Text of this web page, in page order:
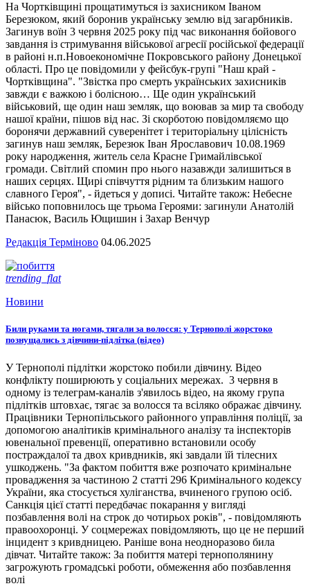
На Чортківщині прощатимуться із захисником Іваном
Березюком, який боронив українську землю від загарбників.
Загинув воїн 3 червня 2025 року під час виконання бойового
завдання із стримування військової агресії російської федерації
в районі н.п.Новоекономічне Покровського району Донецької
області. Про це повідомили у фейсбук-групі "Наш край -
Чортківщина". "Звістка про смерть українських захисників
завжди є важкою і болісною… Ще один український
військовий, ще один наш земляк, що воював за мир та свободу
нашої країни, пішов від нас. Зі скорботою повідомляємо що
боронячи державний суверенітет і територіальну цілісність
загинув наш земляк, Березюк Іван Ярославович 10.08.1969
року народження, житель села Красне Гримайлівської
громади. Світлий спомин про нього назавжди залишиться в
наших серцях. Щирі співчуття рідним та близьким нашого
славного Героя", - йдеться у дописі. Читайте також: Небесне
військо поповнилось ще трьома Героями: загинули Анатолій
Панасюк, Василь Ющишин і Захар Венчур
Редакція Терміново 04.06.2025
trending_flat
Новини
Били руками та ногами, тягали за волосся: у Тернополі жорстоко
познущались з дівчини-підлітка (відео)
У Тернополі підлітки жорстоко побили дівчину. Відео
конфлікту поширюють у соціальних мережах. 3 червня в
одному із телеграм-каналів з'явилось відео, на якому група
підлітків штовхає, тягає за волосся та всіляко ображає дівчину.
Працівники Тернопільського районного управління поліції, за
допомогою аналітиків кримінального аналізу та інспекторів
ювенальної превенції, оперативно встановили особу
постраждалої та двох кривдників, які завдали їй тілесних
ушкоджень. "За фактом побиття вже розпочато кримінальне
провадження за частиною 2 статті 296 Кримінального кодексу
України, яка стосується хуліганства, вчиненого групою осіб.
Санкція цієї статті передбачає покарання у вигляді
позбавлення волі на строк до чотирьох років", - повідомляють
правоохоронці. У соцмережах повідомляють, що це не перший
інцидент з кривдницею. Раніше вона неодноразово била
дівчат. Читайте також: За побиття матері тернополянину
загрожують громадські роботи, обмеження або позбавлення
волі